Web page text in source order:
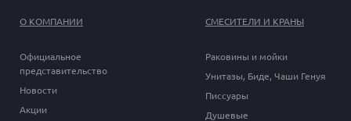
О КОМПАНИИ
Официальное
представительство
Новости
Акции
СМЕСИТЕЛИ И КРАНЫ
Раковины и мойки
Унитазы, Биде, Чаши Генуя
Писсуары
Душевые